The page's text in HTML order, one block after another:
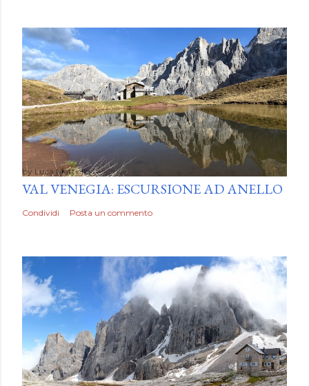
by Luca Mattiello
VAL VENEGIA: ESCURSIONE AD ANELLO
Condividi Posta un commento